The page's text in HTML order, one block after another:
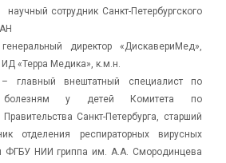
научный сотрудник Санкт-Петербургского
директор «ДискавериМед»,
«Терра Медика», к.м.н.
главный внештатный специалист по
болезням у детей Комитета по
Санкт-Петербурга, старший
отделения респираторных вирусных
ФГБУ НИИ гриппа им. А.А. Смородинцева